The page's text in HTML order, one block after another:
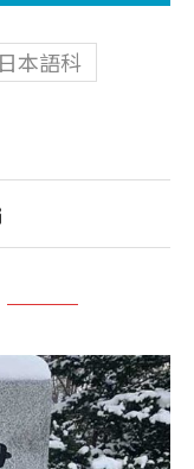
本語科